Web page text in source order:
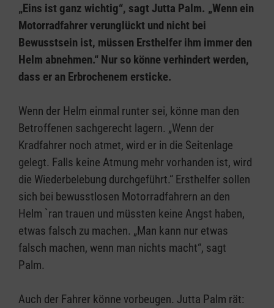
„Eins ist ganz wichtig“, sagt Jutta Palm. „Wenn ein
Motorradfahrer verunglückt und nicht bei
Bewusstsein ist, müssen Ersthelfer ihm immer den
Helm abnehmen.“ Nur so könne verhindert werden,
dass er an Erbrochenem ersticke.
Wenn der Helm einmal runter sei, könne man den
Betroffenen sachgerecht lagern. „Wenn der
Kradfahrer noch atmet, wird er in die Seitenlage
gelegt. Falls keine Atmung mehr vorhanden ist, wird
die Wiederbelebung durchgeführt.“ Ersthelfer sollen
sich bei bewusstlosen Motorradfahrern an den
Helm `ran trauen und müssten keine Angst haben,
etwas falsch zu machen. „Man kann nur etwas
falsch machen, wenn man nichts macht“, sagt
Palm.
Auch der Fahrer könne vorbeugen. Jutta Palm rät: